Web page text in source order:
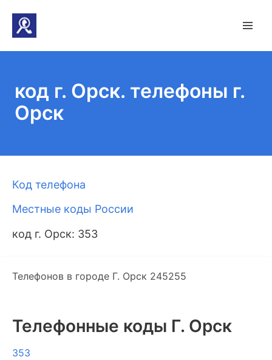
код г. Орск. телефоны г.
Орск
Код телефона
Местные коды России
код г. Орск: 353
Телефонов в городе Г. Орск 245255
Телефонные коды Г. Орск
353